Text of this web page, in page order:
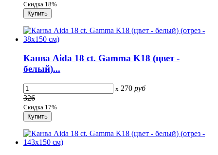
Скидка 18%
Канва Aida 18 сt. Gamma K18 (цвет -
белый)...
x 270 руб
326
Скидка 17%